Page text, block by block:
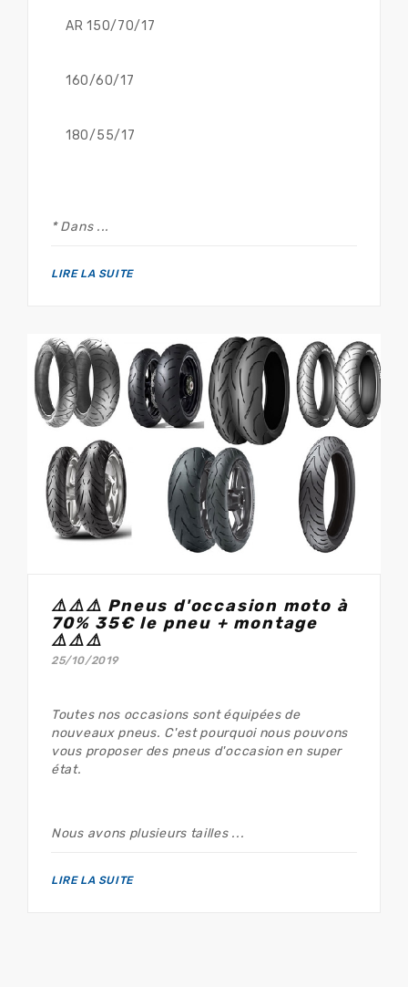
AR 150/70/17
160/60/17
180/55/17
* Dans ...
LIRE LA SUITE
⚠️⚠️⚠️ Pneus d'occasion moto à
70% 35€ le pneu + montage
⚠️⚠️⚠️
25/10/2019
Toutes nos occasions sont équipées de
nouveaux pneus. C'est pourquoi nous pouvons
vous proposer des pneus d'occasion en super
état.
Nous avons plusieurs tailles ...
LIRE LA SUITE